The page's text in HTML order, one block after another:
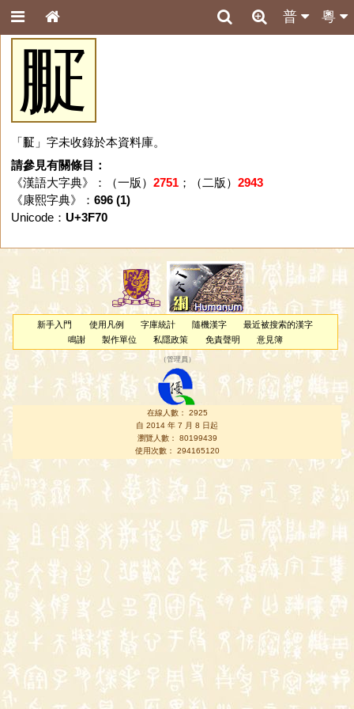
粵
普
㽰
「㽰」字未收錄於本資料庫。
請參見有關條目：
《漢語大字典》：（一版） 2751；（二版） 2943
《康熙字典》： 696 (1)
Unicode： U+3F70
新手入門 使用凡例 字庫統計 隨機漢字
最近被搜索的漢字
鳴謝
製作單位 私隱政策 免責聲明 意見簿
（管理員 ）
在線人數： 2925
自 2014 年 7 月 8 日起
瀏覽人數： 80199439
使用次數： 294165120